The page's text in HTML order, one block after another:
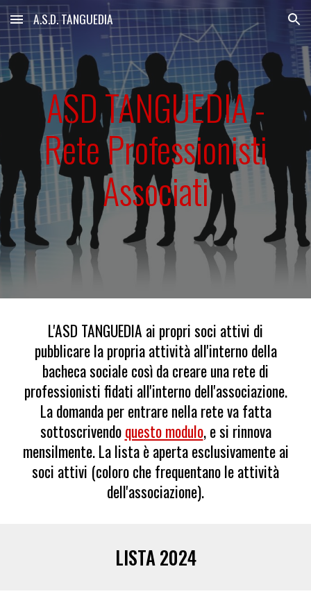
Skip to main content Skip to navigation
A.S.D. TANGUEDIA
ASD TANGUEDIA -
Rete Professionisti
Associati
L'ASD TANGUEDIA ai propri soci attivi di
pubblicare la propria attività all'interno della
bacheca sociale così da creare una rete di
professionisti fidati all'interno dell'associazione.
La domanda per entrare nella rete va fatta
sottoscrivendoquesto modulo, e si rinnova
mensilmente. La lista è aperta esclusivamente ai
soci attivi (coloro che frequentano le attività
dell'associazione).
LISTA 2024